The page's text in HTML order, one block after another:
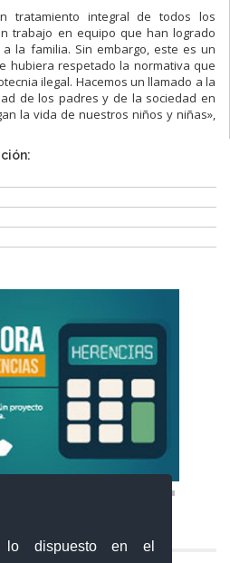
lo dispuesto en el
tratamiento integral de todos los
trabajo en equipo que han logrado
la familia. Sin embargo, este es un
hubiera respetado la normativa que
ilegal. Hacemos un llamado a la
de los padres y de la sociedad en
la vida de nuestros niños y niñas»,